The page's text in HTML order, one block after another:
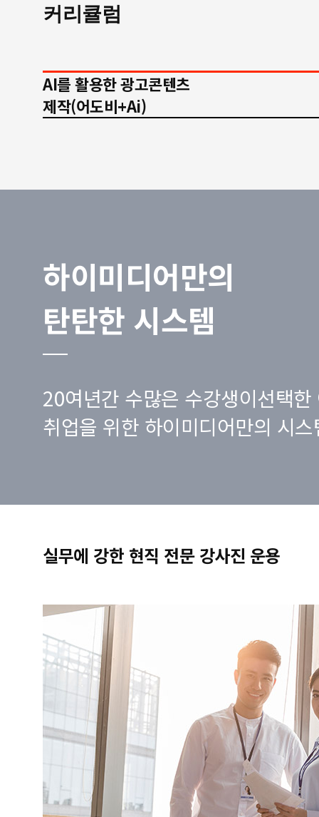
커리큘럼
AI를 활용한 광고콘텐츠
제작(어도비+Ai)
하이미디어만의
탄탄한 시스템
20여년간 수많은 수강생이선택한
취업을 위한 하이미디어만의 시
실무에 강한 현직 전문 강사진 운용